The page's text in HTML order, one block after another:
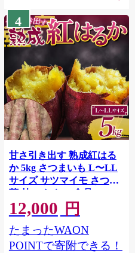
4
甘さ引き出す 熟成紅はる
か 5kg さつまいも L〜LL
サイズ サツマイモ さつま
芋 甘い おやつ 食品 F21T-
472
12,000 円
たまったWAON
POINTで寄附できる！